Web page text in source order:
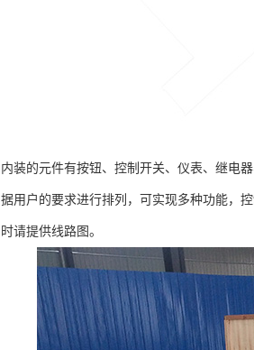
内装的元件有按钮、控制开关、仪表、继电
据用户的要求进行排列，可实现多种功能，
时请提供线路图。